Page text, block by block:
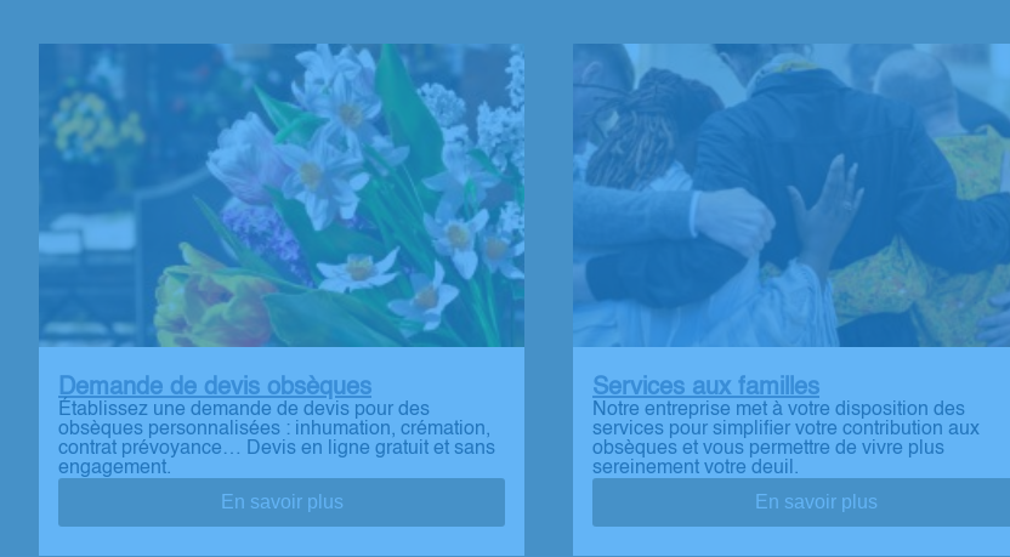
Demande de devis obsèques
Établissez une demande de devis pour des
obsèques personnalisées : inhumation, crémation,
contrat prévoyance… Devis en ligne gratuit et sans
engagement.
En savoir plus
Services aux familles
Notre entreprise met à votre disposition des
services pour simplifier votre contribution aux
obsèques et vous permettre de vivre plus
sereinement votre deuil.
En savoir plus